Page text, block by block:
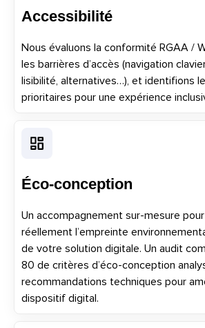
Accessibilité
Nous évaluons la conformité RGAA /
les barrières d’accès (navigation
lisibilité, alternatives…), et identifions
prioritaires pour une expérience
Éco-conception
Un accompagnement sur-mesure
réellement l’empreinte
de votre solution digitale. Un audit
80 de critères d’éco-conception
recommandations techniques pour
dispositif digital.